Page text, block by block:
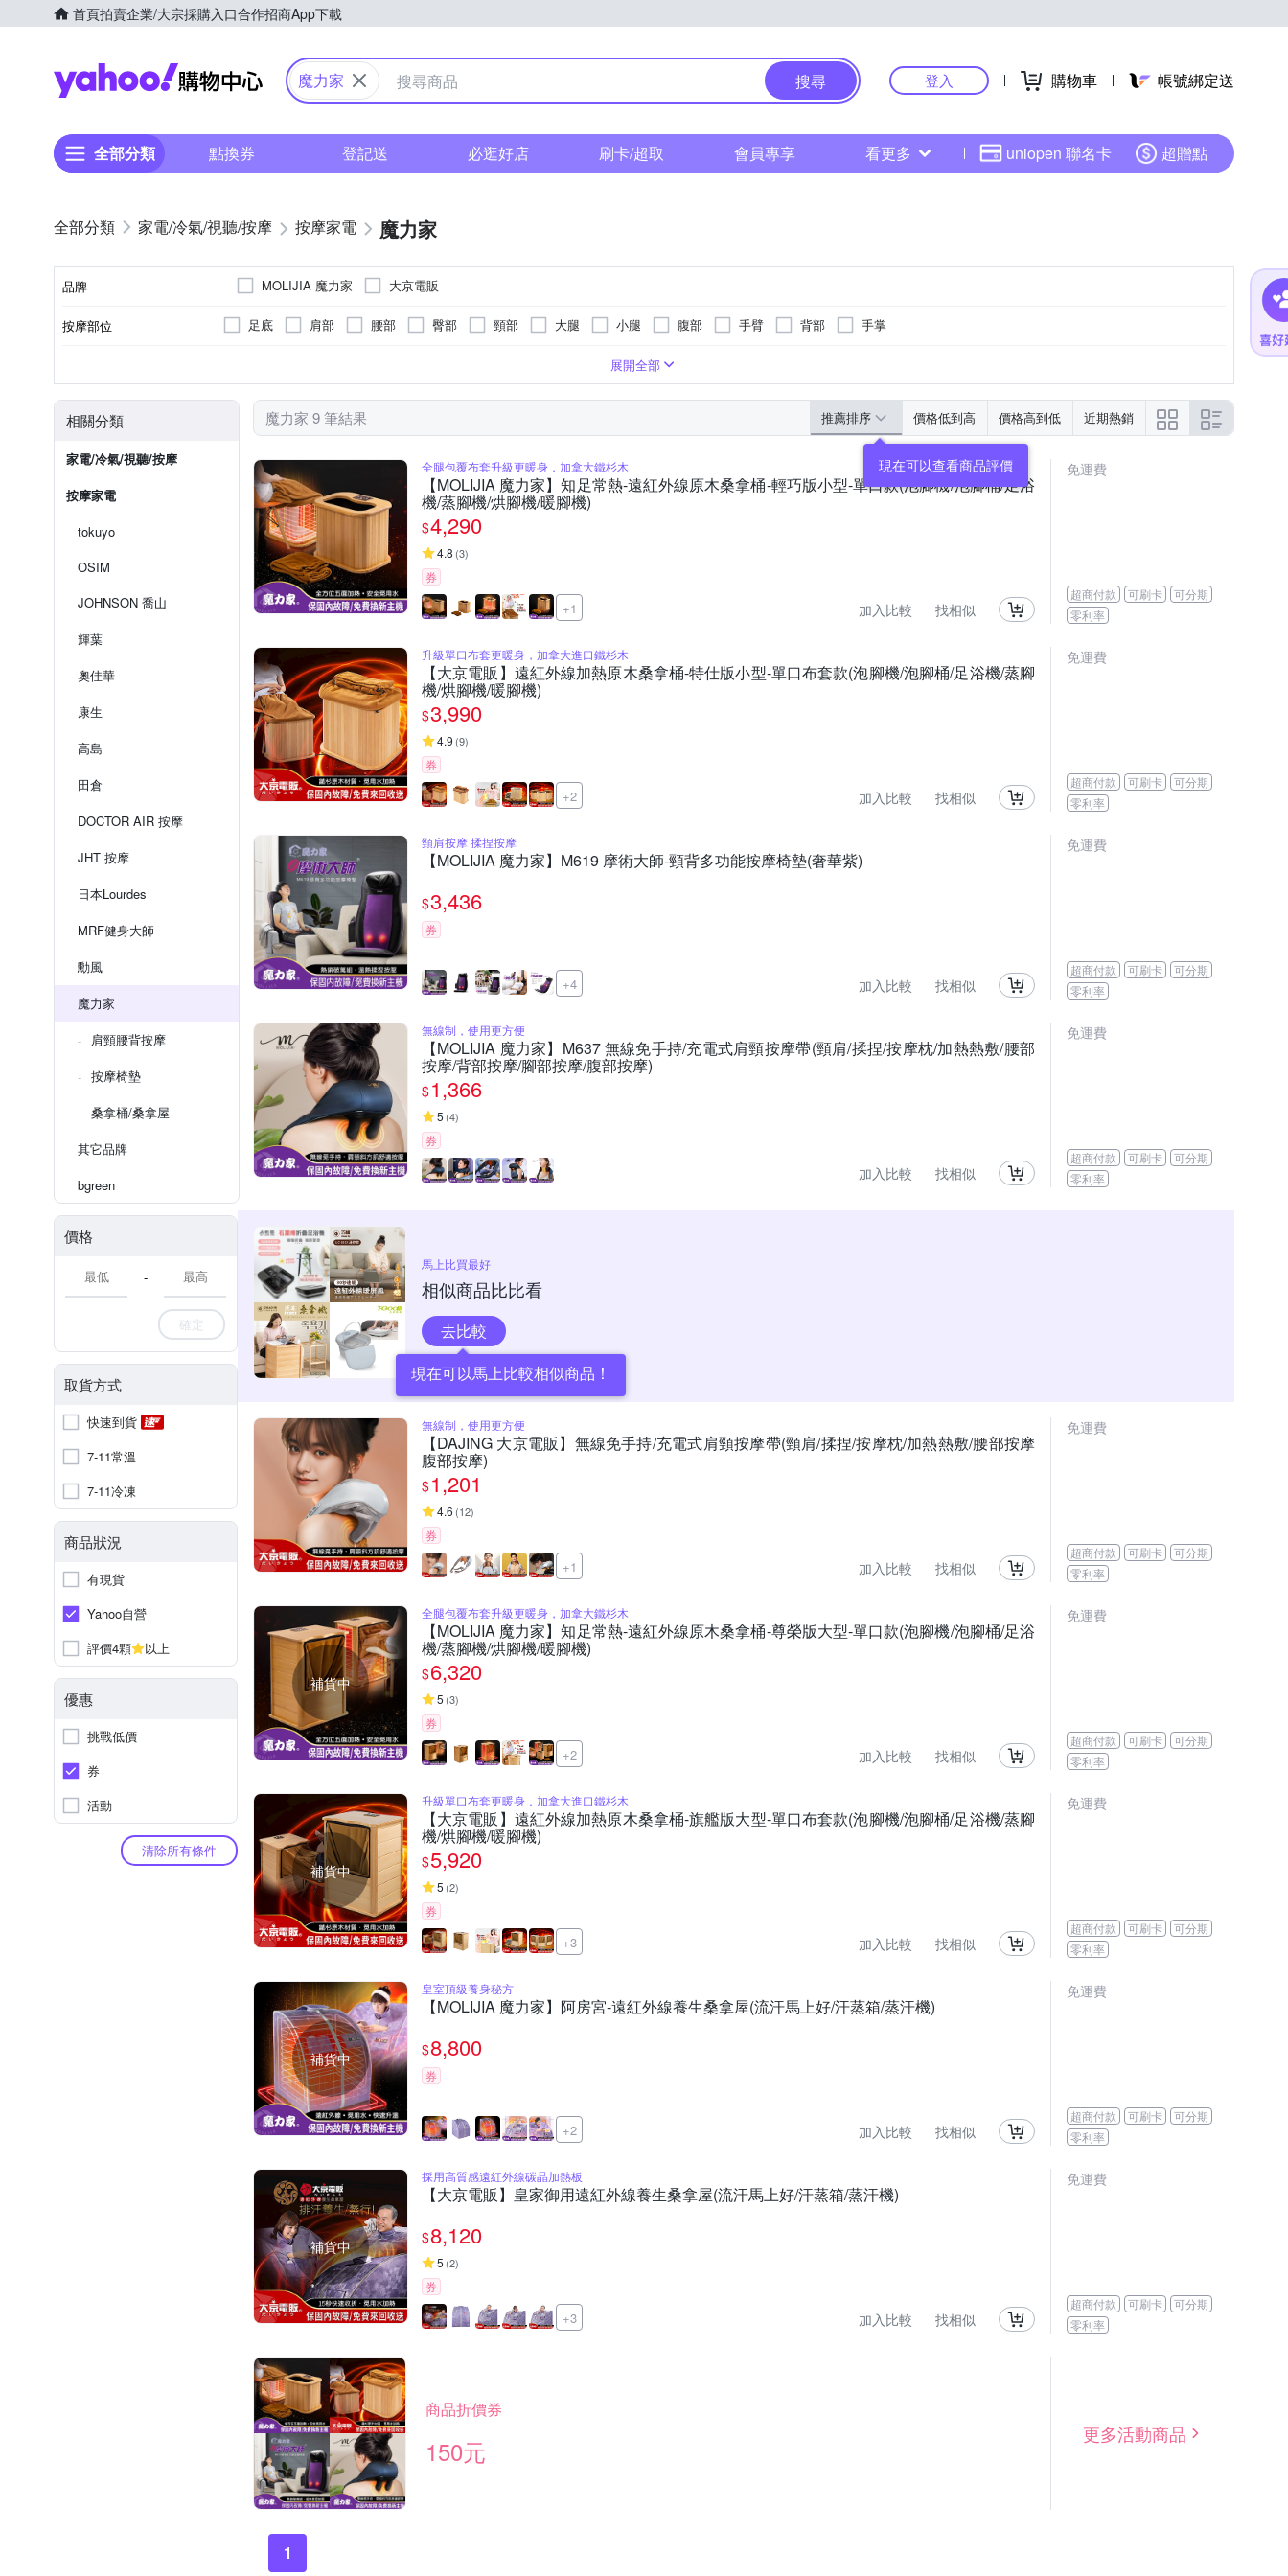
首頁拍賣企業/大宗採購入口合作招商App下載
Yahoo購物中心
魔力家 搜尋 登入 購物車 帳號綁定送
全部分類 點換券 登記送 必逛好店 刷卡/超取 會員專享 看更多 uniopen 聯名卡 超贈點
家電/冷氣/視聽/按摩 按摩家電 魔力家
品牌 MOLIJIA 魔力家 大京電販
按摩部位 足底 肩部 腰部 臀部 頸部 大腿 小腿 腹部 手臂 背部 手掌
定時功能
展開全部
相關分類
家電/冷氣/視聽/按摩
按摩家電
tokuyo
OSIM
JOHNSON 喬山
輝葉
奧佳華
康生
高島
田倉
DOCTOR AIR 按摩
JHT 按摩
日本Lourdes
MRF健身大師
勳風
魔力家
肩頸腰背按摩
按摩椅墊
桑拿桶/桑拿屋
其它品牌
bgreen
價格
-
確定
取貨方式
快速到貨
7-11常溫
7-11冷凍
商品狀況
有現貨
Yahoo自營
評價4顆
以上
優惠
挑戰低價
券
活動
清除所有條件
魔力家 9 筆結果 推薦排序 價格低到高 價格高到低 近期熱銷
現在可以查看商品評價
全腿包覆布套升級更暖身，加拿大鐵杉木
【MOLIJIA 魔力家】知足常熱-遠紅外線原木桑拿桶-輕巧版小型-單口款(泡腳機/泡腳桶/足浴
機/蒸腳機/烘腳機/暖腳機)
$4,290
4.8 (3)
券
+1 加入比較 找相似
免運費
超商付款 可刷卡
可分期
零利率
升級單口布套更暖身，加拿大進口鐵杉木
【大京電販】遠紅外線加熱原木桑拿桶-特仕版小型-單口布套款(泡腳機/泡腳桶/足浴機/蒸腳
機/烘腳機/暖腳機)
$3,990
4.9 (9)
券
+2 加入比較 找相似
免運費
超商付款 可刷卡
可分期
零利率
頸肩按摩 揉捏按摩
【MOLIJIA 魔力家】M619 摩術大師-頸背多功能按摩椅墊(奢華紫)
$3,436
券
+4 加入比較 找相似
免運費
超商付款 可刷卡
可分期
零利率
無線制，使用更方便
【MOLIJIA 魔力家】M637 無線免手持/充電式肩頸按摩帶(頸肩/揉捏/按摩枕/加熱熱敷/腰部
按摩/背部按摩/腳部按摩/腹部按摩)
$1,366
5 (4)
券
加入比較 找相似
免運費
超商付款 可刷卡
可分期
零利率
馬上比買最好
相似商品比比看
去比較
現在可以馬上比較相似商品！
無線制，使用更方便
【DAJING 大京電販】無線免手持/充電式肩頸按摩帶(頸肩/揉捏/按摩枕/加熱熱敷/腰部按摩
腹部按摩)
$1,201
4.6 (12)
券
+1 加入比較 找相似
免運費
超商付款 可刷卡
可分期
零利率
補貨中
全腿包覆布套升級更暖身，加拿大鐵杉木
【MOLIJIA 魔力家】知足常熱-遠紅外線原木桑拿桶-尊榮版大型-單口款(泡腳機/泡腳桶/足浴
機/蒸腳機/烘腳機/暖腳機)
$6,320
5 (3)
券
+2 加入比較 找相似
免運費
超商付款 可刷卡
可分期
零利率
補貨中
升級單口布套更暖身，加拿大進口鐵杉木
【大京電販】遠紅外線加熱原木桑拿桶-旗艦版大型-單口布套款(泡腳機/泡腳桶/足浴機/蒸腳
機/烘腳機/暖腳機)
$5,920
5 (2)
券
+3 加入比較 找相似
免運費
超商付款 可刷卡
可分期
零利率
補貨中
皇室頂級養身秘方
【MOLIJIA 魔力家】阿房宮-遠紅外線養生桑拿屋(流汗馬上好/汗蒸箱/蒸汗機)
$8,800
券
+2 加入比較 找相似
免運費
超商付款 可刷卡
可分期
零利率
補貨中
採用高質感遠紅外線碳晶加熱板
【大京電販】皇家御用遠紅外線養生桑拿屋(流汗馬上好/汗蒸箱/蒸汗機)
$8,120
5 (2)
券
+3 加入比較 找相似
免運費
超商付款 可刷卡
可分期
零利率
商品折價券
150元
更多活動商品
1